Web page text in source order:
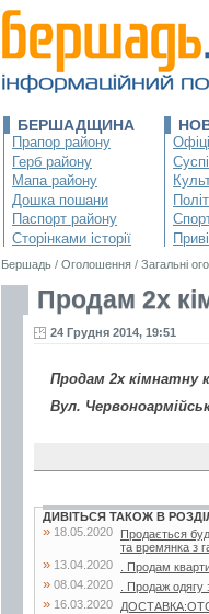
БЕРШАДЩИНА
Прапор району
Герб району
Мапа району
Дошка пошани
Паспорт району
Сторінками історії
Бершадь / Оголошення / Загальні
Продам 2х
24 Грудня 2014, 19:51
Продам 2х кімнатну
Вул.
ДИВІТЬСЯ ТАКОЖ В
» 18.05.2020
Продається
та времянка з
» 13.04.2020 . Продам
» 08.04.2020 . Продаж
» 16.03.2020